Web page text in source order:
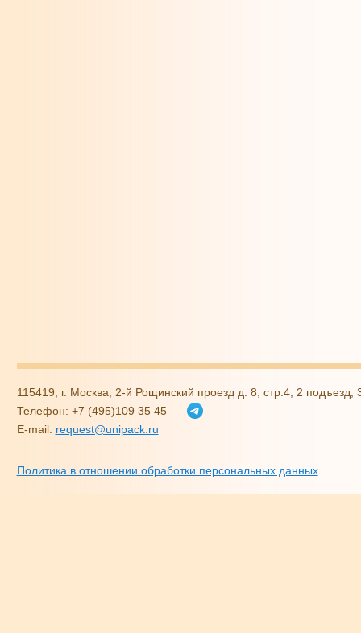
115419, г. Москва, 2-й Рощинский проезд д. 8, стр.4, 2
Телефон: +7 (495)109 35 45
E-mail: request@unipack.ru
Политика в отношении обработки персональных данных